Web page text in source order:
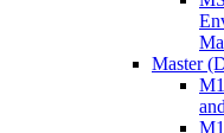
Master